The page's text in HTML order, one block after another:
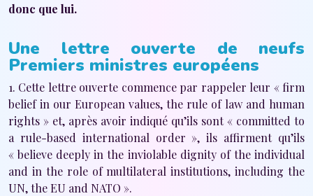
donc que lui.
Une lettre ouverte de neufs
Premiers ministres européens
1. Cette lettre ouverte commence par rappeler leur « firm
belief in our European values, the rule of law and human
rights » et, après avoir indiqué qu’ils sont « committed to
a rule-based international order », ils affirment qu’ils
« believe deeply in the inviolable dignity of the individual
and in the role of multilateral institutions, including the
UN, the EU and NATO ».